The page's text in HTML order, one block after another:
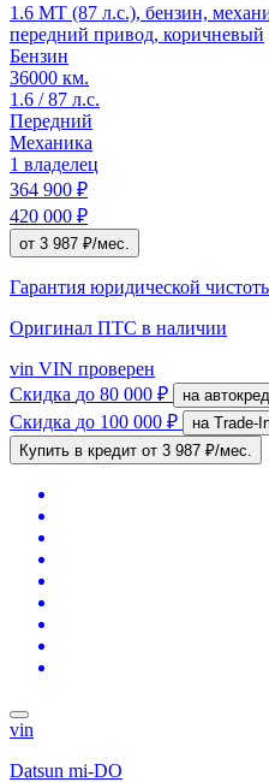
1.6 MT (87 л.с.), бензин,
передний привод, коричневый
Бензин
36000 км.
1.6 / 87 л.с.
Передний
Механика
1 владелец
364 900 ₽
420 000 ₽
от 3 987 ₽/мес.
Гарантия юридической
Оригинал ПТС в наличии
vin VIN проверен
Скидка до 80 000 ₽ на
Скидка до 100 000 ₽
на Trade-
Купить в кредит от 3 987 ₽/мес.
vin
Datsun mi-DO